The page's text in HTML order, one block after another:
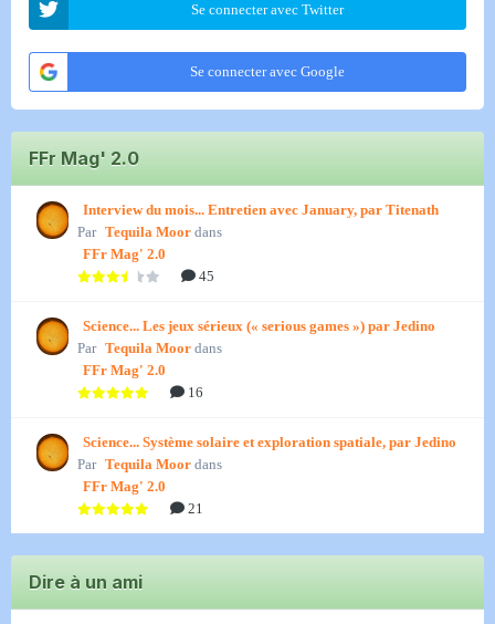
Se connecter avec Twitter
Se connecter avec Google
FFr Mag' 2.0
Interview du mois... Entretien avec January, par Titenath
Par Tequila Moor dans
FFr Mag' 2.0
45
Science... Les jeux sérieux (« serious games ») par Jedino
Par Tequila Moor dans
FFr Mag' 2.0
16
Science... Système solaire et exploration spatiale, par Jedino
Par Tequila Moor dans
FFr Mag' 2.0
21
Dire à un ami